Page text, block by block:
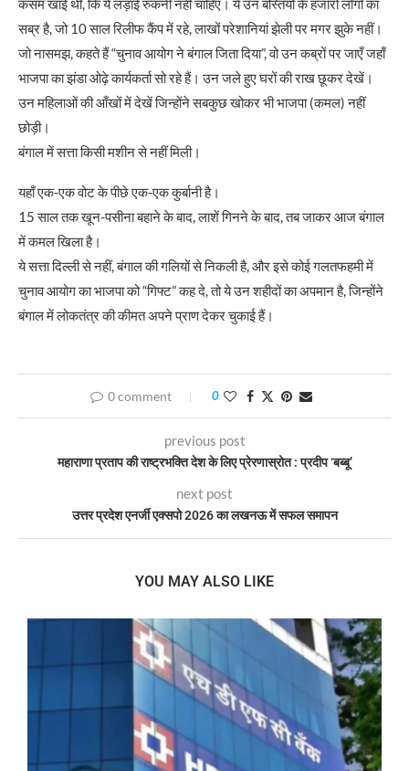
कसम खाई थी, कि ये लड़ाई रुकनी नहीं चाहिए। ये उन बस्तियों के हजारों लोगों का
सब्र है, जो 10 साल रिलीफ कैंप में रहे, लाखों परेशानियां झेली पर मगर झुके नहीं।
जो नासमझ, कहते हैं “चुनाव आयोग ने बंगाल जिता दिया”, वो उन कब्रों पर जाएँ जहाँ
भाजपा का झंडा ओढ़े कार्यकर्ता सो रहे हैं। उन जले हुए घरों की राख छूकर देखें।
उन महिलाओं की आँखों में देखें जिन्होंने सबकुछ खोकर भी भाजपा (कमल) नहीं
छोड़ी।
बंगाल में सत्ता किसी मशीन से नहीं मिली।
यहाँ एक-एक वोट के पीछे एक-एक कुर्बानी है।
15 साल तक खून-पसीना बहाने के बाद, लाशें गिनने के बाद, तब जाकर आज बंगाल
में कमल खिला है।
ये सत्ता दिल्ली से नहीं, बंगाल की गलियों से निकली है, और इसे कोई गलतफहमी में
चुनाव आयोग का भाजपा को “गिफ्ट” कह दे, तो ये उन शहीदों का अपमान है, जिन्होंने
बंगाल में लोकतंत्र की कीमत अपने प्राण देकर चुकाई हैं।
0 comment 0
previous post
महाराणा प्रताप की राष्ट्रभक्ति देश के लिए प्रेरणास्रोत : प्रदीप ‘बब्बू’
next post
उत्तर प्रदेश एनर्जी एक्सपो 2026 का लखनऊ में सफल समापन
YOU MAY ALSO LIKE